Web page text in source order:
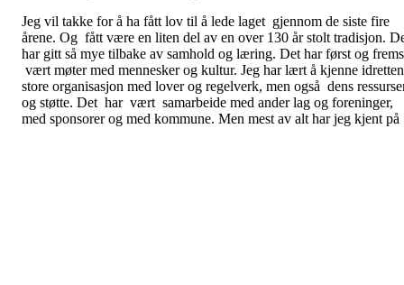
Jeg vil takke for å ha fått lov til å lede laget gjennom de siste fire
årene. Og fått være en liten del av en over 130 år stolt tradisjon.
har gitt så mye tilbake av samhold og læring. Det har først og
vært møter med mennesker og kultur. Jeg har lært å kjenne
store organisasjon med lover og regelverk, men også dens
og støtte. Det har vært samarbeide med ander lag og foreninger,
med sponsorer og med kommune. Men mest av alt har jeg kjent på